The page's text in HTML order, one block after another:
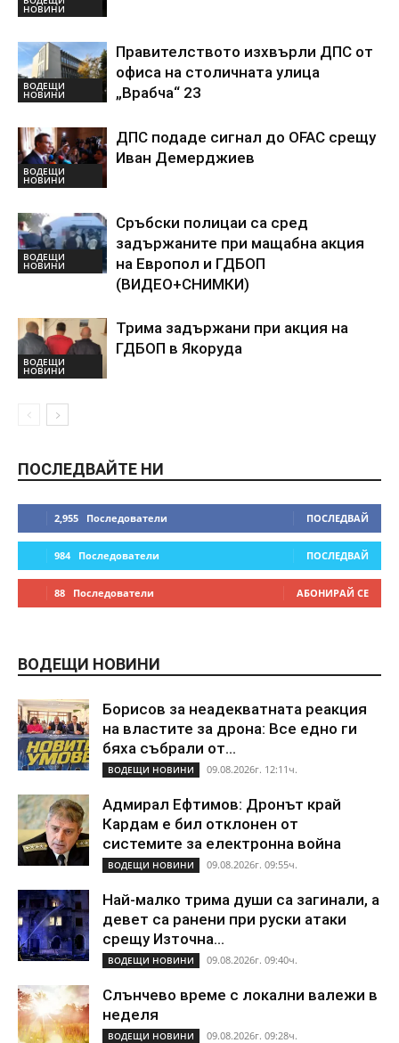
НОВИНИ
ВОДЕЩИ
НОВИНИ
Правителството изхвърли ДПС от
офиса на столичната улица
„Врабча“ 23
ВОДЕЩИ
НОВИНИ
ДПС подаде сигнал до OFAC срещу
Иван Демерджиев
ВОДЕЩИ
НОВИНИ
Сръбски полицаи са сред
задържаните при мащабна акция
на Европол и ГДБОП
(ВИДЕО+СНИМКИ)
ВОДЕЩИ
НОВИНИ
Трима задържани при акция на
ГДБОП в Якоруда
ПОСЛЕДВАЙТЕ НИ
2,955 Последователи ПОСЛЕДВАЙ
984 Последователи ПОСЛЕДВАЙ
88 Последователи АБОНИРАЙ СЕ
ВОДЕЩИ НОВИНИ
Борисов за неадекватната реакция
на властите за дрона: Все едно ги
бяха събрали от...
ВОДЕЩИ НОВИНИ 09.08.2026г. 12:11ч.
Адмирал Ефтимов: Дронът край
Кардам е бил отклонен от
системите за електронна война
ВОДЕЩИ НОВИНИ 09.08.2026г. 09:55ч.
Най-малко трима души са загинали, а
девет са ранени при руски атаки
срещу Източна...
ВОДЕЩИ НОВИНИ 09.08.2026г. 09:40ч.
Слънчево време с локални валежи в
неделя
ВОДЕЩИ НОВИНИ 09.08.2026г. 09:28ч.